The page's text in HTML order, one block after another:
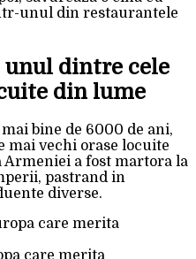
unul din restaurantele
unul dintre cele
din lume
bine de 6000 de ani,
mai vechi orase locuite
a fost martora la
pastrand in
diverse.
care merita